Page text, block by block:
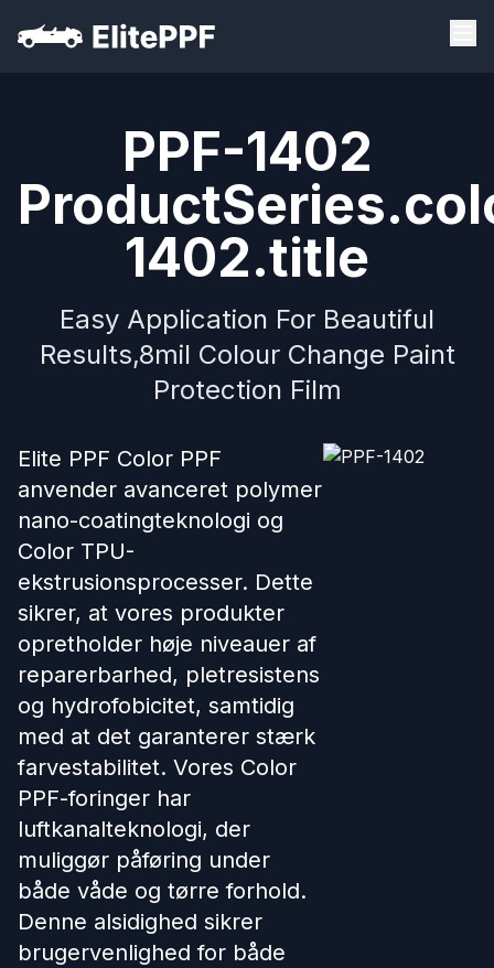
PPF-1402
1402.title
Easy Application For Beautiful
Results,8mil Colour Change Paint
Protection Film
Elite PPF Color PPF
anvender avanceret polymer
nano-coatingteknologi og
Color TPU-
ekstrusionsprocesser. Dette
sikrer, at vores produkter
opretholder høje niveauer af
reparerbarhed, pletresistens
og hydrofobicitet, samtidig
med at det garanterer stærk
farvestabilitet. Vores Color
PPF-foringer har
luftkanalteknologi, der
muliggør påføring under
både våde og tørre forhold.
Denne alsidighed sikrer
brugervenlighed for både